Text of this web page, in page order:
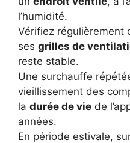
l’humidité.
Vérifiez régulièrement
ses grilles de
reste stable.
Une surchauffe
vieillissement des
la durée de vie de
années.
En période estivale,